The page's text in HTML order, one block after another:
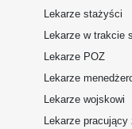
Lekarze stażyści
Lekarze w trakcie
Lekarze POZ
Lekarze
Lekarze wojskowi
Lekarze